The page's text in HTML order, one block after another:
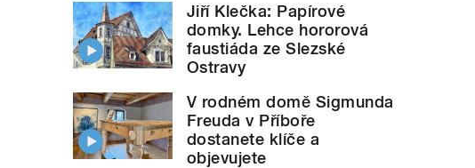
Jiří Klečka: Papírové
domky. Lehce hororová
faustiáda ze Slezské
Ostravy
V rodném domě Sigmunda
Freuda v Příboře
dostanete klíče a
objevujete